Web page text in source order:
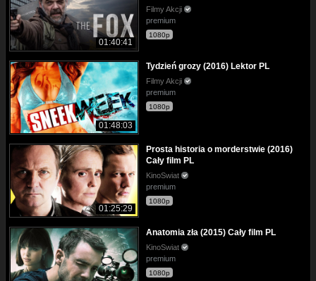
01:40:41
Filmy Akcji
premium
1080p
01:48:03
Tydzień grozy (2016) Lektor PL
Filmy Akcji
premium
1080p
01:25:29
Prosta historia o morderstwie (2016)
Cały film PL
KinoSwiat
premium
1080p
Anatomia zła (2015) Cały film PL
KinoSwiat
premium
1080p